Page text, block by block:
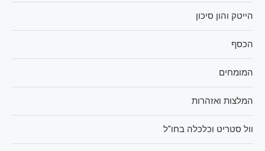
הייטק והון סיכון
הכסף
המומחים
המלצות ואזהרות
וול סטריט וכלכלה בחו"ל